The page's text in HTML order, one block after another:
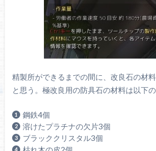
精製所ができるまでの間に、改良石の材
と思う。極改良用の防具石の材料は以下
鋼鉄4個
溶けたプラチナの欠片3個
ブラッククリスタル3個